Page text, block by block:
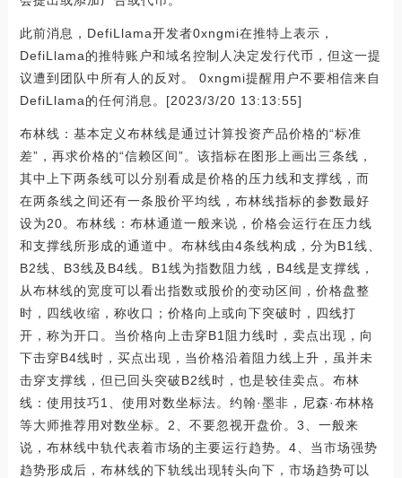
此前消息，DefiLlama开发者0xngmi在推特上表示，
DefiLlama的推特账户和域名控制人决定发行代币，但这一提
议遭到团队中所有人的反对。 0xngmi提醒用户不要相信来自
DefiLlama的任何消息。[2023/3/20 13:13:55]
布林线：基本定义布林线是通过计算投资产品价格的“标准
差”，再求价格的“信赖区间”。该指标在图形上画出三条线，
其中上下两条线可以分别看成是价格的压力线和支撑线，而
在两条线之间还有一条股价平均线，布林线指标的参数最好
设为20。布林线：布林通道一般来说，价格会运行在压力线
和支撑线所形成的通道中。布林线由4条线构成，分为B1线、
B2线、B3线及B4线。B1线为指数阻力线，B4线是支撑线，
从布林线的宽度可以看出指数或股价的变动区间，价格盘整
时，四线收缩，称收口；价格向上或向下突破时，四线打
开，称为开口。当价格向上击穿B1阻力线时，卖点出现，向
下击穿B4线时，买点出现，当价格沿着阻力线上升，虽并未
击穿支撑线，但已回头突破B2线时，也是较佳卖点。布林
线：使用技巧1、使用对数坐标法。约翰·墨非，尼森·布林格
等大师推荐用对数坐标。2、不要忽视开盘价。3、一般来
说，布林线中轨代表着市场的主要运行趋势。4、当市场强势
趋势形成后，布林线的下轨线出现转头向下，市场趋势可以